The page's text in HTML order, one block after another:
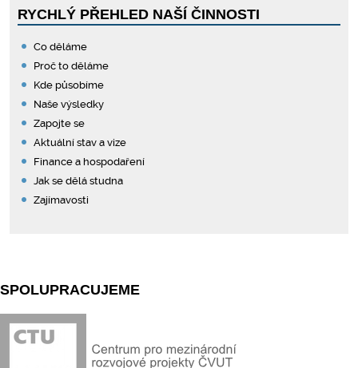
RYCHLÝ PŘEHLED NAŠÍ ČINNOSTI
Co děláme
Proč to děláme
Kde působíme
Naše výsledky
Zapojte se
Aktuální stav a vize
Finance a hospodaření
Jak se dělá studna
Zajímavosti
SPOLUPRACUJEME